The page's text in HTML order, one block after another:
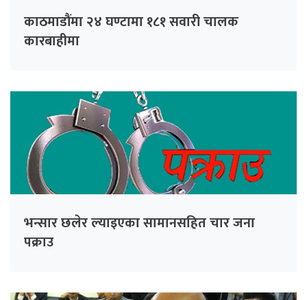
काठमाडौंमा २४ घण्टामा १८१ सवारी चालक
कारबाहीमा
भन्सार छलेर ल्याइएका सामानसहित चार जना
पक्राउ